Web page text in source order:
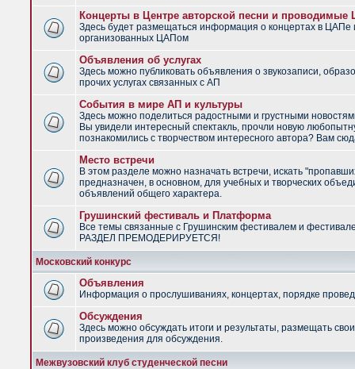
Концерты в Центре авторской песни и
Здесь будет размещаться информация о концертах в ЦАПе
организованных ЦАПом
Объявления об услугах
Здесь можно публиковать объявления о звукозаписи,
прочих услугах связанных с АП
События в мире АП и культуры
Здесь можно поделиться радостными и грустными
Вы увидели интересный спектакль, прочли новую
познакомились с творчеством интересного автора? Вам
Место встречи
В этом разделе можно назначать встречи, искать
предназначен, в основном, для учебных и творческих
объявлений общего характера.
Грушинский фестиваль и Платформа
Все темы связанные с Грушинским фестивалем и
РАЗДЕЛ ПРЕМОДЕРИРУЕТСЯ!
Московский конкурс
Объявления
Информация о прослушиваниях, концертах, порядке
Обсуждения
Здесь можно обсуждать итоги и результаты, размещать
произведения для обсуждения.
Межвузовский клуб студенческой песни